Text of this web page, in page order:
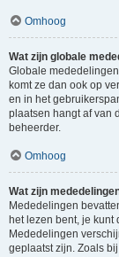
Omhoog
Wat zijn globale
Globale
komt ze dan ook op
en in het
plaatsen hangt af van
beheerder.
Omhoog
Wat zijn
Mededelingen
het lezen bent, je
Mededelingen
geplaatst zijn. Zoals